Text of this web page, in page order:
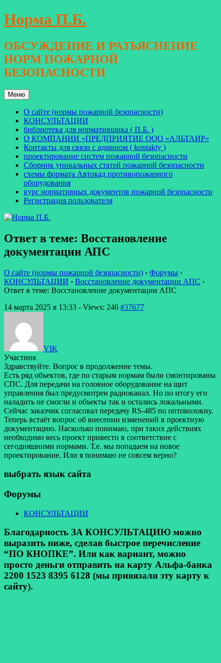
Перейти
к
Норма П.Б.
ОБСУЖДЕНИЕ И РАЗЪЯСНЕНИЕ
НОРМ ПОЖАРНОЙ
БЕЗОПАСНОСТИ
Меню
О сайте (нормы пожарной безопасности)
КОНСУЛЬТАЦИИ
библиотека для нормативщика ( П.Б. )
О КОМПАНИИ «ПРЕДПРИЯТИЕ ООО «АЛЬТАИР»
Контакты для связи с админом ( kontakty )
проектирование систем пожарной безопасности
Сборник уникальных статей пожарной безопасности
схемы формата Автокад противопожарного
оборудования
курс нормативных документов пожарной безопасности
Регистрация пользователя
Ответ в теме: Восстановление
документации АПС
О сайте (нормы пожарной безопасности) › Форумы ›
КОНСУЛЬТАЦИИ › Восстановление документации АПС ›
Ответ в теме: Восстановление документации АПС
14 марта 2025 в 13:33 - Views: 246 #37677
VIK
Участник
Здравствуйте. Вопрос в продолжение темы.
Есть ряд объектов, где по старым нормам были смонтированы
СПС. Для передачи на головное оборудование на щит
управления был предусмотрен радиоканал. Но по итогу его
наладить не смогли и объекты так и остались локальными.
Сейчас заказчик согласовал передачу RS-485 по оптоволокну.
Теперь встаёт вопрос об внесении изменений в проектную
документацию. Насколько понимаю, при таких действиях
необходимо весь проект привести в соответствие с
сегодняшними нормами. Т.е. мы попадаем на новое
проектирование. Или я понимаю не совсем верно?
выбрать язык сайта
Форумы
КОНСУЛЬТАЦИИ
Благодарность ЗА КОНСУЛЬТАЦИЮ можно
выразить ниже, сделав быстрое перечисление
“ПО КНОПКЕ”. Или как вариант, можно
просто деньги отправить на карту Альфа-банка
2200 1523 8395 6128 (мы привязали эту карту к
сайту).